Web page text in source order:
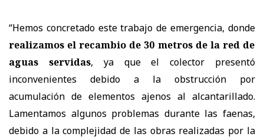
“Hemos concretado este trabajo de emergencia, donde
realizamos el recambio de 30 metros de la red de
aguas servidas, ya que el colector presentó
inconvenientes debido a la obstrucción por
acumulación de elementos ajenos al alcantarillado.
Lamentamos algunos problemas durante las faenas,
debido a la complejidad de las obras realizadas por la